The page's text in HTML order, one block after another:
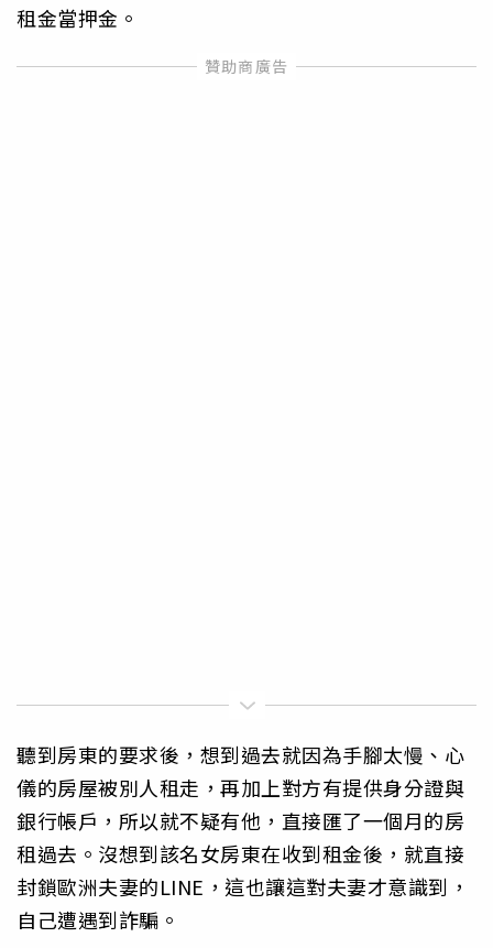
租金當押金。
聽到房東的要求後，想到過去就因為手腳太慢、心
儀的房屋被別人租走，再加上對方有提供身分證與
銀行帳戶，所以就不疑有他，直接匯了一個月的房
租過去。沒想到該名女房東在收到租金後，就直接
封鎖歐洲夫妻的LINE，這也讓這對夫妻才意識到，
自己遭遇到詐騙。